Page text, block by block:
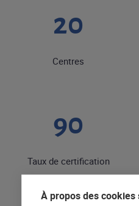
20
Centres
90
Taux de certification
À propos des cookies